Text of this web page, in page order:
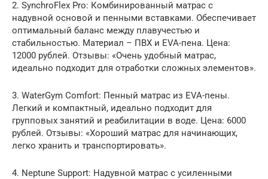
2. SynchroFlex Pro: Комбинированный матрас с
надувной основой и пенными вставками. Обеспечивает
оптимальный баланс между плавучестью и
стабильностью. Материал – ПВХ и EVA-пена. Цена:
12000 рублей. Отзывы: «Очень удобный матрас,
идеально подходит для отработки сложных элементов».
3. WaterGym Comfort: Пенный матрас из EVA-пены.
Легкий и компактный, идеально подходит для
групповых занятий и реабилитации в воде. Цена: 6000
рублей. Отзывы: «Хороший матрас для начинающих,
легко хранить и транспортировать».
4. Neptune Support: Надувной матрас с усиленными